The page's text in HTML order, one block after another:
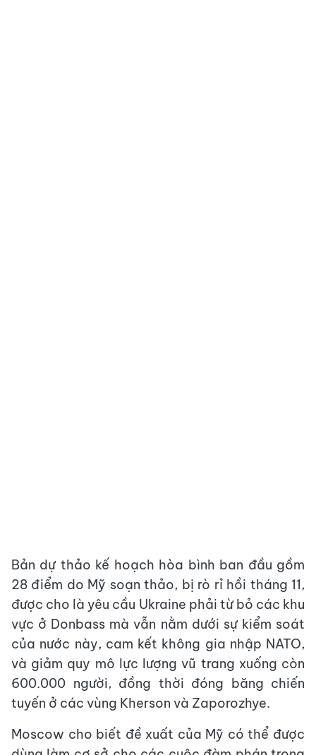
Bản dự thảo kế hoạch hòa bình ban đầu gồm
28 điểm do Mỹ soạn thảo, bị rò rỉ hồi tháng 11,
được cho là yêu cầu Ukraine phải từ bỏ các khu
vực ở Donbass mà vẫn nằm dưới sự kiểm soát
của nước này, cam kết không gia nhập NATO,
và giảm quy mô lực lượng vũ trang xuống còn
600.000 người, đồng thời đóng băng chiến
tuyến ở các vùng Kherson và Zaporozhye.
Moscow cho biết đề xuất của Mỹ có thể được